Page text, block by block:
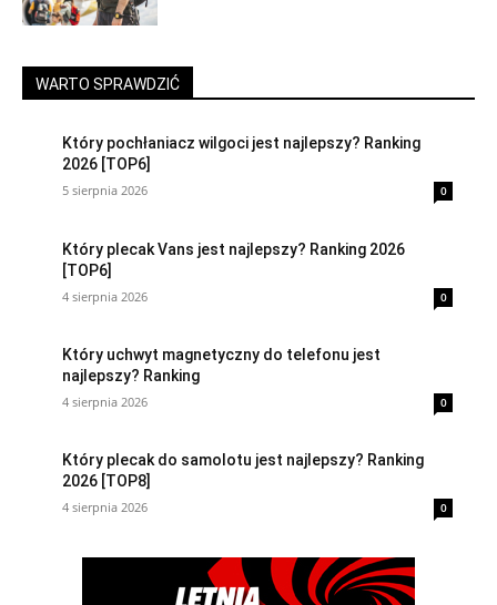
WARTO SPRAWDZIĆ
Który pochłaniacz wilgoci jest najlepszy? Ranking
2026 [TOP6]
5 sierpnia 2026 0
Który plecak Vans jest najlepszy? Ranking 2026
[TOP6]
4 sierpnia 2026 0
Który uchwyt magnetyczny do telefonu jest
najlepszy? Ranking
4 sierpnia 2026 0
Który plecak do samolotu jest najlepszy? Ranking
2026 [TOP8]
4 sierpnia 2026 0